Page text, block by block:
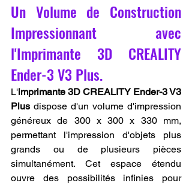
Un Volume de Construction
Impressionnant avec
l'Imprimante 3D CREALITY
Ender-3 V3 Plus.
L'imprimante 3D CREALITY Ender-3 V3
Plus dispose d'un volume d'impression
généreux de 300 x 300 x 330 mm,
permettant l'impression d'objets plus
grands ou de plusieurs pièces
simultanément. Cet espace étendu
ouvre des possibilités infinies pour